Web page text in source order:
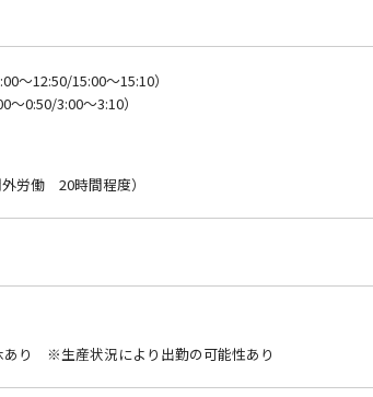
12:50/15:00～15:10）
0:50/3:00～3:10）
労働 20時間程度）
り ※生産状況により出勤の可能性あり